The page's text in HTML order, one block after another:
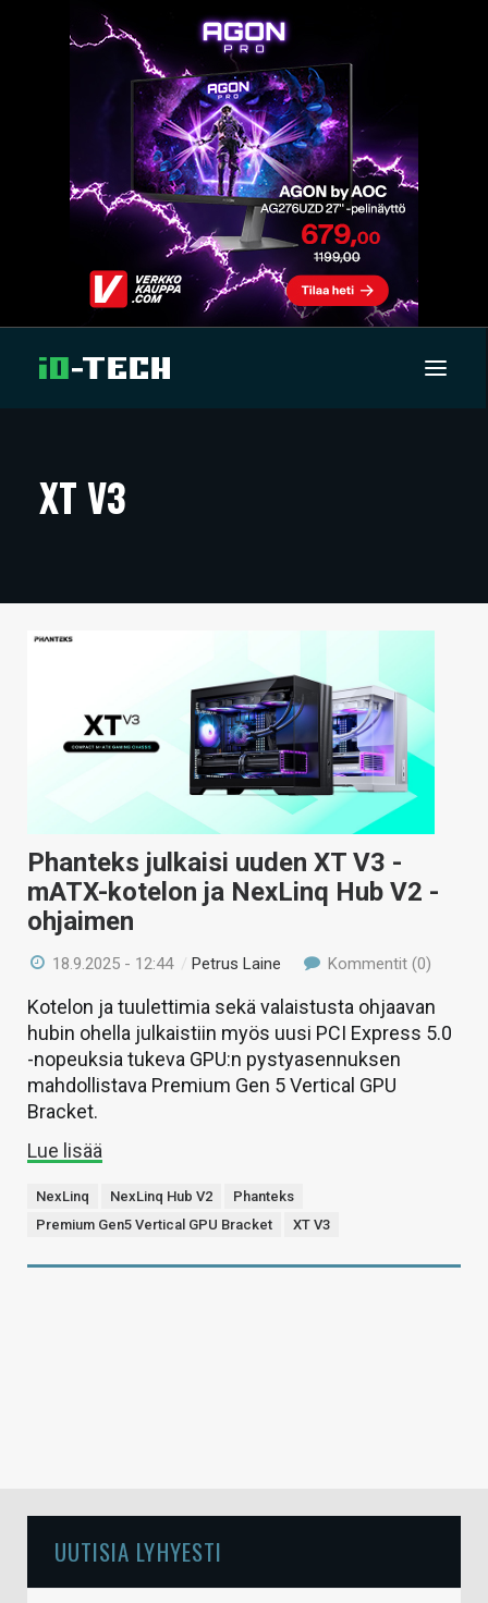
ARTIKKELIT
TECHBBS
KAUPPA
HAKU
XT V3
Phanteks julkaisi uuden XT V3 -
mATX-kotelon ja NexLinq Hub V2 -
ohjaimen
18.9.2025 - 12:44 /Petrus Laine Kommentit (0)
Kotelon ja tuulettimia sekä valaistusta ohjaavan
hubin ohella julkaistiin myös uusi PCI Express 5.0
-nopeuksia tukeva GPU:n pystyasennuksen
mahdollistava Premium Gen 5 Vertical GPU
Bracket.
Lue lisää
NexLinq NexLinq Hub V2
Phanteks
Premium Gen5 Vertical GPU Bracket
XT V3
UUTISIA LYHYESTI